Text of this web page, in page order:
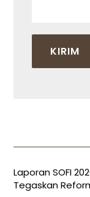
Laporan SOFI
Tegaskan